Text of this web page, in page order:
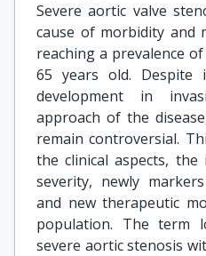
Severe aortic valve
cause of morbidity and
reaching a prevalence
65 years old. Despite
development in
approach of the
remain controversial.
the clinical aspects, the
severity, newly
and new therapeutic
population. The term
severe aortic stenosis